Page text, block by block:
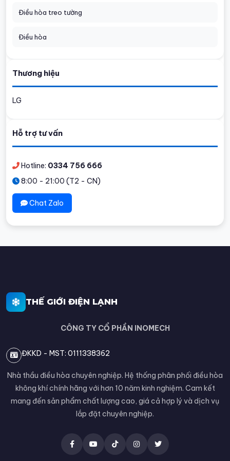
Điều hòa treo tường
Điều hòa
Thương hiệu
LG
Hỗ trợ tư vấn
Hotline: 0334 756 666
8:00 - 21:00 (T2 - CN)
Chat Zalo
THẾ GIỚI ĐIỆN LẠNH
CÔNG TY CỔ PHẦN INOMECH
ĐKKD - MST: 0111338362
Nhà thầu điều hòa chuyên nghiệp. Hệ thống phân phối điều hòa
không khí chính hãng với hơn 10 năm kinh nghiệm. Cam kết
mang đến sản phẩm chất lượng cao, giá cả hợp lý và dịch vụ
lắp đặt chuyên nghiệp.